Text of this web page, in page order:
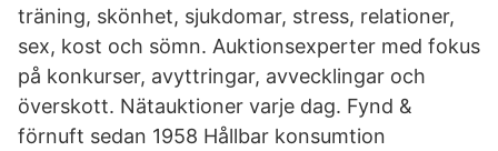
träning, skönhet, sjukdomar, stress, relationer,
sex, kost och sömn. Auktionsexperter med fokus
på konkurser, avyttringar, avvecklingar och
överskott. Nätauktioner varje dag. Fynd &
förnuft sedan 1958 Hållbar konsumtion